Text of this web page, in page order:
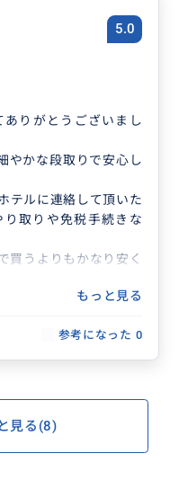
5.0
りがとうございまし
やかな段取りで安心し
テルに連絡して頂いた
り取りや免税手続きな
買うよりもかなり安く
て一日中甘えてしまい
世話になりたいです。
もっと見る
参考になった 0
見る(8)